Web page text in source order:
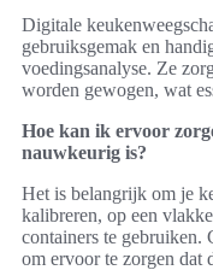
Digitale
gebruiksgemak en
voedingsanalyse. Ze
worden gewogen, wat
Hoe kan ik ervoor
nauwkeurig is?
Het is belangrijk om je
kalibreren, op een
containers te gebruiken.
om ervoor te zorgen dat